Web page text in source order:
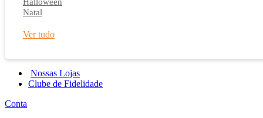
Natal
Ver tudo
Nossas Lojas
Clube de Fidelidade
Conta